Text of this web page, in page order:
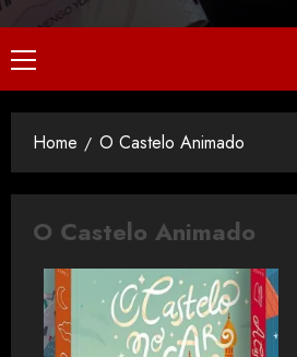
Home O Castelo Animado
O Castelo Animado